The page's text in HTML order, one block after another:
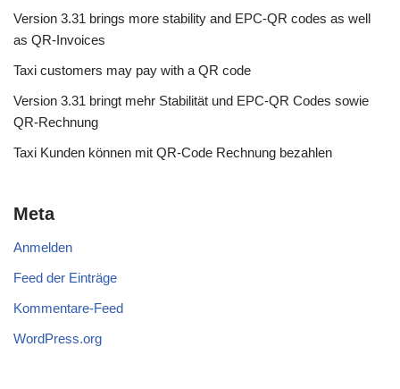
Version 3.31 brings more stability and EPC-QR codes as well
as QR-Invoices
Taxi customers may pay with a QR code
Version 3.31 bringt mehr Stabilität und EPC-QR Codes sowie
QR-Rechnung
Taxi Kunden können mit QR-Code Rechnung bezahlen
Meta
Anmelden
Feed der Einträge
Kommentare-Feed
WordPress.org